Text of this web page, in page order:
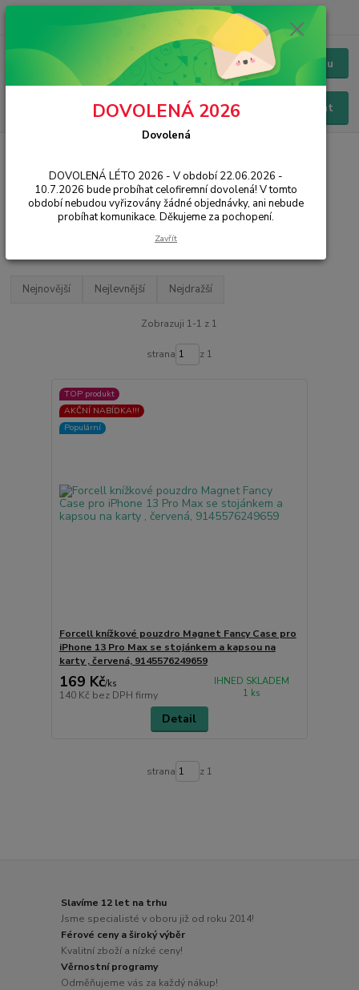
Menu
Hledat
Chat / Online podpora - 24/7
Magnet Fancy Case
Filtr - výrobci a parametry
Nejnovější Nejlevnější Nejdražší
Zobrazuji 1-1 z 1
strana z 1
TOP produkt
AKČNÍ NABÍDKA!!!
Populární
Forcell knížkové pouzdro Magnet Fancy Case pro
iPhone 13 Pro Max se stojánkem a kapsou na
karty , červená, 9145576249659
169 Kč/ks
140 Kč bez DPH firmy
IHNED SKLADEM
1 ks
Detail
strana z 1
Slavíme 12 let na trhu
Jsme specialisté v oboru již od roku 2014!
Férové ceny a široký výběr
Kvalitní zboží a nízké ceny!
Věrnostní programy
Odměňujeme vás za každý nákup!
DOVOLENÁ 2026
Dovolená
DOVOLENÁ LÉTO 2026 - V období 22.06.2026 -
10.7.2026 bude probíhat celofiremní dovolená! V tomto
období nebudou vyřizovány žádné objednávky, ani nebude
probíhat komunikace. Děkujeme za pochopení.
Zavřít